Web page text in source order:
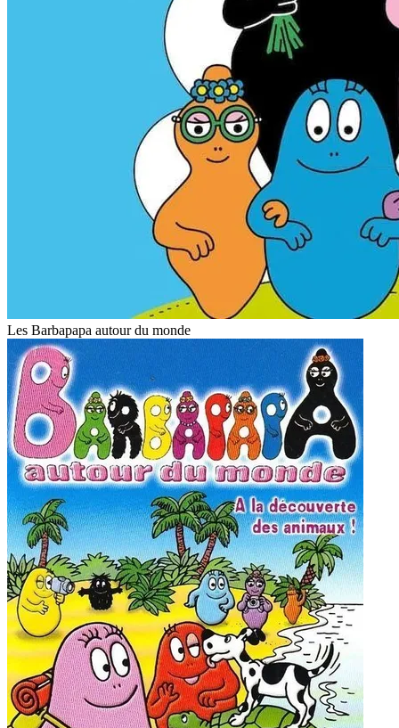
Les Barbapapa autour du monde